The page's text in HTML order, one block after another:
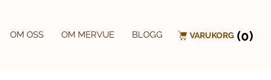
OM OSS OM MERVUE BLOGG VARUKORG (0)